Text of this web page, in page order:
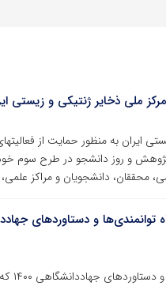
ملی ذخایر ژنتیکی و زیستی
ایران به منظور حمایت از
دانشجویان و مراکز علمی،